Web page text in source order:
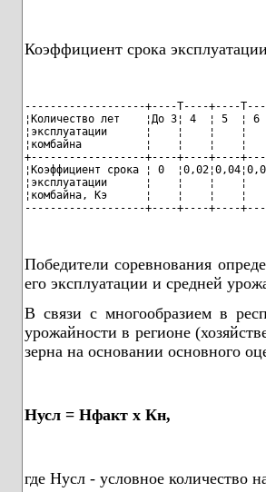
Коэффициент срока
-------------------+----T----+----
¦Количество лет    ¦До 3¦ 4  ¦ 5
¦эксплуатации      ¦    ¦    ¦
¦комбайна          ¦    ¦    ¦
+------------------+----+----+----
¦Коэффициент срока ¦ 0
¦эксплуатации      ¦    ¦    ¦
¦комбайна, Кэ      ¦    ¦    ¦
-------------------+----+----+----
Победители соревнования
его эксплуатации и средней
В связи с многообразием в
урожайности в регионе
зерна на основании основного
Нусл = Нфакт x Кн,
где Нусл - условное количество